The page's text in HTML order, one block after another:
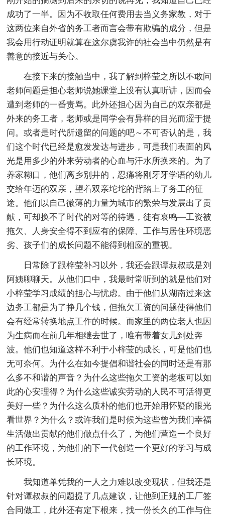
成功了一半。因为不收取任何费用去当义务家教，对于
这两位来自外省的务工者而言会带有欺骗的成分，但是
我会用行动证明就算在这尔虞我诈的社会当中仍然是有
善意的接近与关心。
在接下来的接触当中，我了解到梓莹之所以不敢问
老师问题是担心老师说她课堂上没有认真听讲，因而会
遭到老师的一番责骂。此外还担心因为自己的双亲都是
外来的务工者，老师或是同学会有异样的目光而涩于提
问。或者是时代所遗留的问题的吧～不可否认的是，我
们这个时代已经是愈发发达与进步，可是我们表面的风
光是用多少的外来劳动者的心血与汗水所换来的。为了
养家糊口，他们离乡别井的，忍痛将刚牙牙学语的幼儿
交给年迈的双亲，望着双亲坨坨的背踏上了务工的征
途。他们以自己微薄的力量为城市的繁荣与发展出了贡
献，可却换不了时代的对等的待遇，徒有哀鸣—工资被
拖欠、人身安全得不到应有的保障、工作与居住环境恶
劣、孩子们的成长问题不能得到相应的重视。
日常除了跟梓莹补习以外，我还会跟谭叔叔或是刘
阿姨聊聊天。从他们口中，我最时常听到的就是他们对
小梓莹学习成绩的担心与忧虑。由于他们从湖南过来这
边务工都是为了挣几个钱，但拖欠工资的问题使得他们
会有经常转换地点工作的时候。而家里的两位老人也因
为生病而在前几年相继去世了，唯有带着女儿到处奔
波。他们也知道这样不利于小梓莹的成长，可是他们也
无可奈何。为什么在如今提倡和谐社会的同时还是有那
么多不和谐的声音？为什么这些拖欠工资的老板可以如
此的心安理得？为什么这些诚实劳动的人民不可活得更
美好一些？为什么这么质朴的他们也开始用怀疑的眼光
看世界？为什么？或许我们是时候为这些曾为我们幸福
生活做出贡献的他们做点什么了，为他们营造一个良好
的工作环境，为他们的下一代创造一个更好的学习与成
长环境。
我知道单凭我的一人之力难以改变现状，但我还是
针对谭叔叔的问题提了几点建议，让他到正规的工厂签
合同做工，此外还有定下根来，找一份长久的工作与住